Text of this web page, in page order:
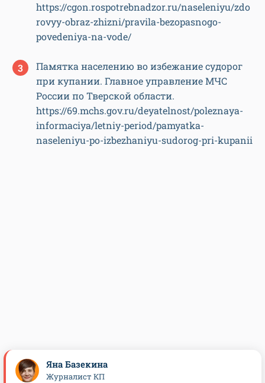
https://cgon.rospotrebnadzor.ru/naseleniyu/zdo
rovyy-obraz-zhizni/pravila-bezopasnogo-
povedeniya-na-vode/
Памятка населению во избежание судорог
при купании. Главное управление МЧС
России по Тверской области.
https://69.mchs.gov.ru/deyatelnost/poleznaya-
informaciya/letniy-period/pamyatka-
naseleniyu-po-izbezhaniyu-sudorog-pri-kupanii
Яна Базекина
Журналист КП